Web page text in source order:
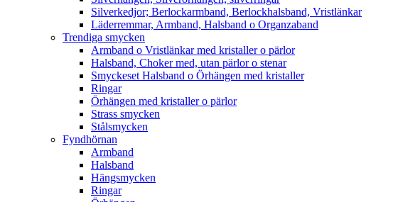
Silverkedjor; Berlockarmband, Berlockhalsband, Vristlänkar
Läderremmar, Armband, Halsband o Organzaband
Trendiga smycken
Armband o Vristlänkar med kristaller o pärlor
Halsband, Choker med, utan pärlor o stenar
Smyckeset Halsband o Örhängen med kristaller
Ringar
Örhängen med kristaller o pärlor
Strass smycken
Stålsmycken
Fyndhörnan
Armband
Halsband
Hängsmycken
Ringar